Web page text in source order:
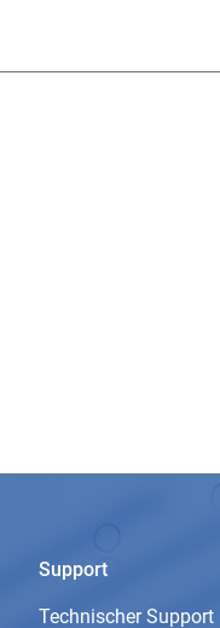
Support
Technischer Support